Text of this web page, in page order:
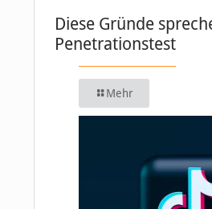
Diese Gründe
Penetrationstest
Mehr